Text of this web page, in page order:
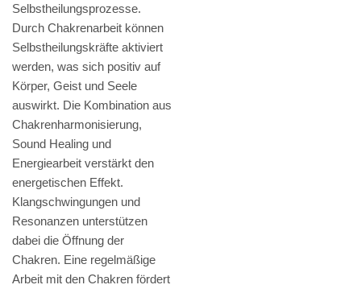
Selbstheilungsprozesse.
Durch Chakrenarbeit können
Selbstheilungskräfte aktiviert
werden, was sich positiv auf
Körper, Geist und Seele
auswirkt. Die Kombination aus
Chakrenharmonisierung,
Sound Healing und
Energiearbeit verstärkt den
energetischen Effekt.
Klangschwingungen und
Resonanzen unterstützen
dabei die Öffnung der
Chakren. Eine regelmäßige
Arbeit mit den Chakren fördert